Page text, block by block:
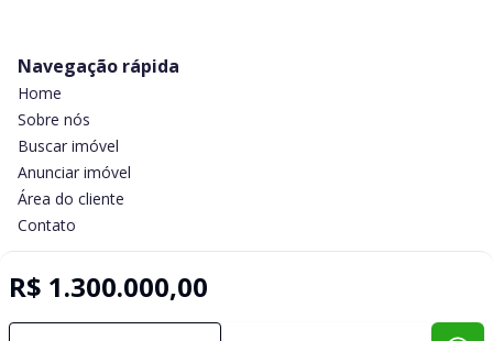
R$ 1.300.000,00
Navegação rápida
Home
Sobre nós
Buscar imóvel
Anunciar imóvel
Área do cliente
Contato
Selo de Tecnologia Loft